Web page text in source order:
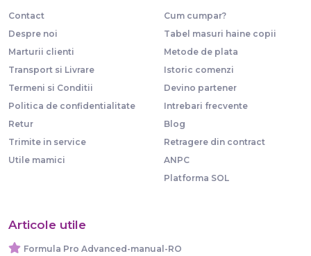
Contact
Despre noi
Marturii clienti
Transport si Livrare
Termeni si Conditii
Politica de confidentialitate
Retur
Trimite in service
Utile mamici
Cum cumpar?
Tabel masuri haine copii
Metode de plata
Istoric comenzi
Devino partener
Intrebari frecvente
Blog
Retragere din contract
ANPC
Platforma SOL
Articole utile
Formula Pro Advanced-manual-RO